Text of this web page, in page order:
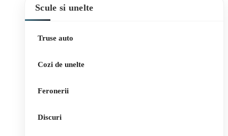
Scule si unelte
Truse auto
Cozi de unelte
Feronerii
Discuri